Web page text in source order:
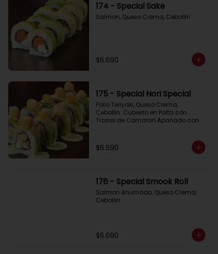
174 - Special Sake
Salmon, Queso Crema, Cebollin
$6.690
175 - Special Nori Special
Pollo Teriyaki, Queso Crema,
Cebollin. Cubierto en Palta con
Trozos de Camaron Apanado con
$6.690
176 - Special Smook Roll
Salmon Ahumado, Queso Crema,
Cebollin
$6.690